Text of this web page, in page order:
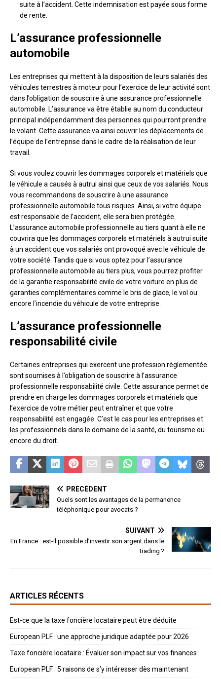
suite à l’accident. Cette indemnisation est payée sous forme
de rente.
L’assurance professionnelle
automobile
Les entreprises qui mettent à la disposition de leurs salariés des
véhicules terrestres à moteur pour l’exercice de leur activité sont
dans l’obligation de souscrire à une assurance professionnelle
automobile. L’assurance va être établie au nom du conducteur
principal indépendamment des personnes qui pourront prendre
le volant. Cette assurance va ainsi couvrir les déplacements de
l’équipe de l’entreprise dans le cadre de la réalisation de leur
travail.
Si vous voulez couvrir les dommages corporels et matériels que
le véhicule a causés à autrui ainsi que ceux de vos salariés. Nous
vous recommandons de souscrire à une assurance
professionnelle automobile tous risques. Ainsi, si votre équipe
est responsable de l’accident, elle sera bien protégée.
L’assurance automobile professionnelle au tiers quant à elle ne
couvrira que les dommages corporels et matériels à autrui suite
à un accident que vos salariés ont provoqué avec le véhicule de
votre société. Tandis que si vous optez pour l’assurance
professionnelle automobile au tiers plus, vous pourrez profiter
de la garantie responsabilité civile de votre voiture en plus de
garanties complémentaires comme le bris de glace, le vol ou
encore l’incendie du véhicule de votre entreprise.
L’assurance professionnelle
responsabilité civile
Certaines entreprises qui exercent une profession règlementée
sont soumises à l’obligation de souscrire à l’assurance
professionnelle responsabilité civile. Cette assurance permet de
prendre en charge les dommages corporels et matériels que
l’exercice de votre métier peut entraîner et que votre
responsabilité est engagée. C’est le cas pour les entreprises et
les professionnels dans le domaine de la santé, du tourisme ou
encore du droit.
PRÉCÉDENT
Quels sont les avantages de la permanence
téléphonique pour avocats ?
SUIVANT
En France : est-il possible d’investir son argent dans le
trading ?
ARTICLES RÉCENTS
Est-ce que la taxe foncière locataire peut être déduite
European PLF : une approche juridique adaptée pour 2026
Taxe foncière locataire : Évaluer son impact sur vos finances
European PLF : 5 raisons de s’y intéresser dès maintenant